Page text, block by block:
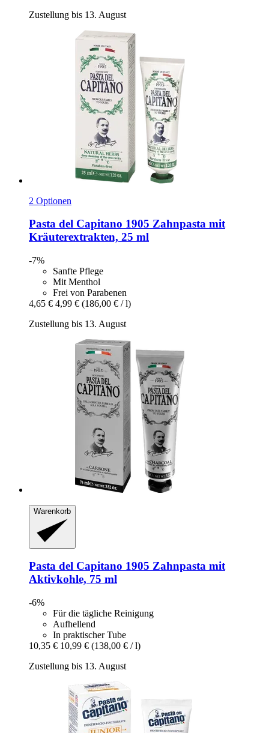
Zustellung bis 13. August
2 Optionen
Pasta del Capitano 1905 Zahnpasta mit
Kräuterextrakten, 25 ml
-7%
Sanfte Pflege
Mit Menthol
Frei von Parabenen
4,65 € 4,99 € (186,00 € / l)
Zustellung bis 13. August
Warenkorb
Pasta del Capitano 1905 Zahnpasta mit
Aktivkohle, 75 ml
-6%
Für die tägliche Reinigung
Aufhellend
In praktischer Tube
10,35 € 10,99 € (138,00 € / l)
Zustellung bis 13. August